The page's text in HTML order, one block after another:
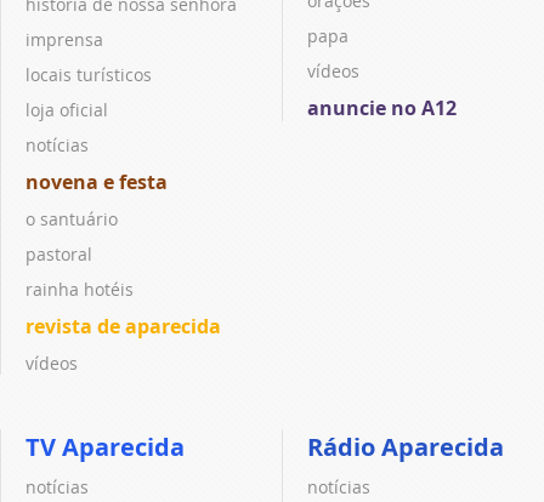
imprensa
locais turísticos
loja oficial
notícias
novena e festa
o santuário
pastoral
rainha hotéis
revista de aparecida
vídeos
papa
vídeos
anuncie no A12
TV Aparecida
notícias
Rádio Aparecida
notícias